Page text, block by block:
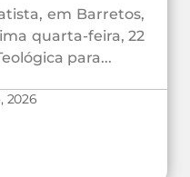
em Barretos,
quarta-feira, 22
para...
2026